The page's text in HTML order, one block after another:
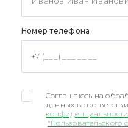
Номер телефона
Соглашаюсь на
данных в
"Пользовательского